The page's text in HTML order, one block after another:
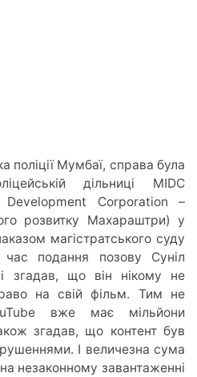
поліції Мумбаї, справа була
дільниці MIDC
Corporation –
розвитку Махараштри) у
магістратського суду
подання позову Суніл
згадав, що він нікому не
на свій фільм. Тим не
вже має мільйони
згадав, що контент був
І величезна сума
незаконному завантаженні